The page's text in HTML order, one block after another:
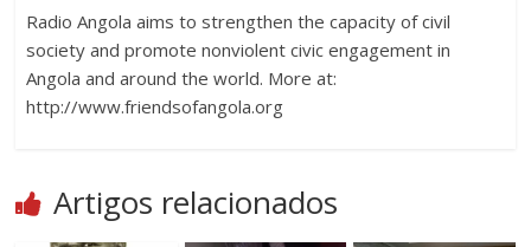
Radio Angola aims to strengthen the capacity of civil
society and promote nonviolent civic engagement in
Angola and around the world. More at:
http://www.friendsofangola.org
Artigos relacionados